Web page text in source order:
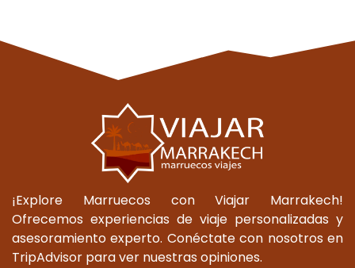
¡Explore Marruecos con Viajar Marrakech!
Ofrecemos experiencias de viaje personalizadas y
asesoramiento experto. Conéctate con nosotros en
TripAdvisor para ver nuestras opiniones.